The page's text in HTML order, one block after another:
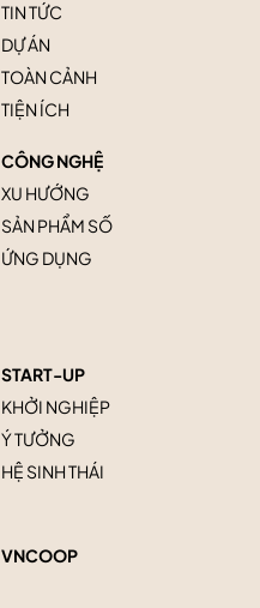
TIN TỨC
DỰ ÁN
TOÀN CẢNH
TIỆN ÍCH
CÔNG NGHỆ
XU HƯỚNG
SẢN PHẨM SỐ
ỨNG DỤNG
START-UP
KHỞI NGHIỆP
Ý TƯỞNG
HỆ SINH THÁI
VNCOOP